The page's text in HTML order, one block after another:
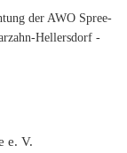
der AWO Spree-
Hellersdorf -